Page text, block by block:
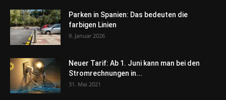
Parken in Spanien: Das bedeuten die
farbigen Linien
9. Januar 2026
Neuer Tarif: Ab 1. Juni kann man bei den
Stromrechnungen in...
31. Mai 2021